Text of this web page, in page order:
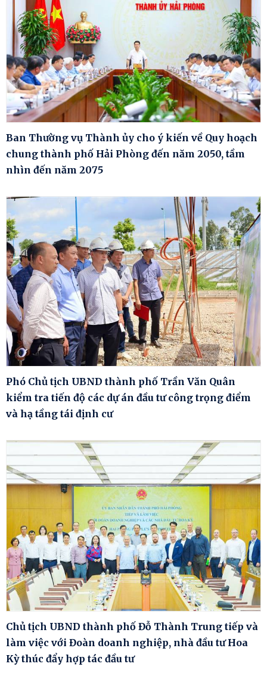
Ban Thường vụ Thành ủy cho ý kiến về Quy hoạch
chung thành phố Hải Phòng đến năm 2050, tầm
nhìn đến năm 2075
Phó Chủ tịch UBND thành phố Trần Văn Quân
kiểm tra tiến độ các dự án đầu tư công trọng điểm
và hạ tầng tái định cư
Chủ tịch UBND thành phố Đỗ Thành Trung tiếp và
làm việc với Đoàn doanh nghiệp, nhà đầu tư Hoa
Kỳ thúc đẩy hợp tác đầu tư